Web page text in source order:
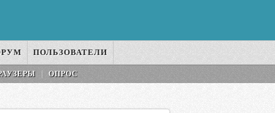
ПОЛЬЗОВАТЕЛИ
ОПРОС